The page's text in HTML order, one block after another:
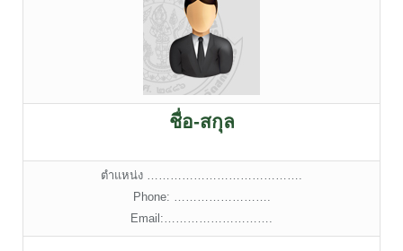
ชื่อ-สกุล
ตำแหน่ง ………………………………….
Phone: …………………….
Email:……………………….